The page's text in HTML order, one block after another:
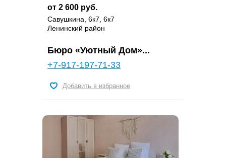
от 2 600 руб.
Савушкина, 6к7, 6к7
Ленинский район
Бюро «Уютный Дом»...
+7-917-197-71-33
Добавить в избранное